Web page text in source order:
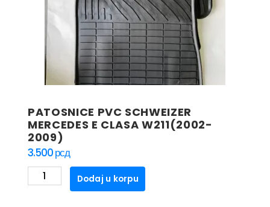
PATOSNICE PVC SCHWEIZER
MERCEDES E CLASA W211(2002-
2009)
3.500рсд
PATOSNICE
PVC
Dodaj u korpu